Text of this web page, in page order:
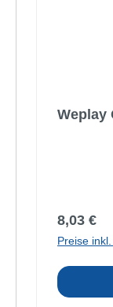
Weplay
8,03 €
Preise